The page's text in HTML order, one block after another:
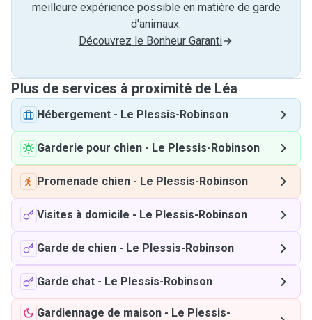
meilleure expérience possible en matière de garde
d'animaux.
Découvrez le Bonheur Garanti
Plus de services à proximité de Léa
Hébergement - Le Plessis-Robinson
Garderie pour chien - Le Plessis-Robinson
Promenade chien - Le Plessis-Robinson
Visites à domicile - Le Plessis-Robinson
Garde de chien - Le Plessis-Robinson
Garde chat - Le Plessis-Robinson
Gardiennage de maison - Le Plessis-